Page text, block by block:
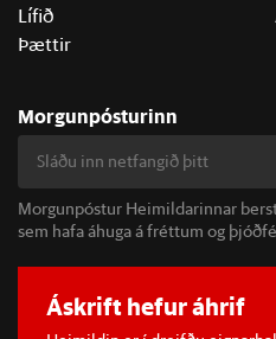
Lífið
Þættir
Morgunpósturinn
Morgunpóstur Heimildarinnar
sem hafa áhuga á fréttum og
Áskrift hefur áhrif